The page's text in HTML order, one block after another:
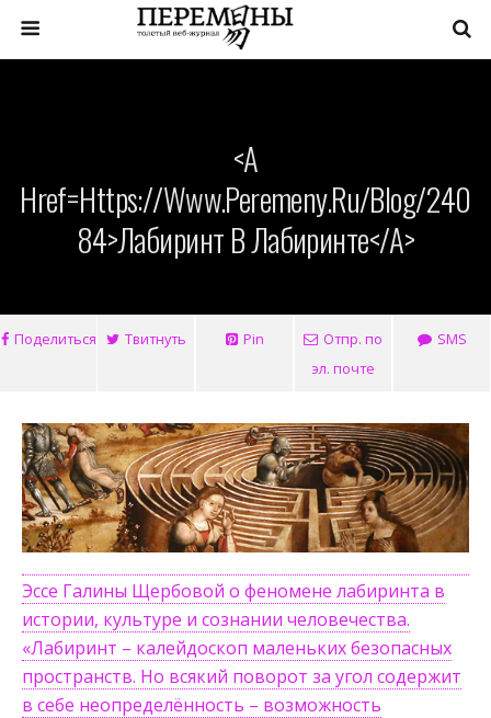
<a
Href=https://www.peremeny.ru/blog/240
84>Лабиринт В Лабиринте</a>
Поделиться Твитнуть Pin
Отпр. по
эл. почте
SMS
Эссе Галины Щербовой о феномене лабиринта в
истории, культуре и сознании человечества.
«Лабиринт – калейдоскоп маленьких безопасных
пространств. Но всякий поворот за угол содержит
в себе неопределённость – возможность